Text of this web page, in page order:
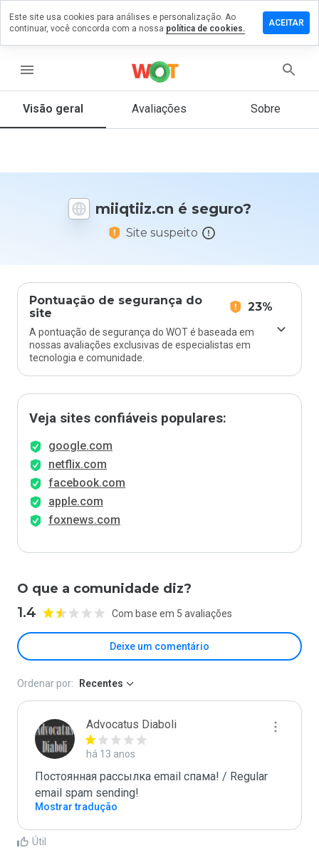
menu
Visão geral Avaliações Sobre
miiqtiiz.cn é seguro?
Site suspeito
Pontuação de segurança do
site
23%
A pontuação de segurança do WOT é baseada em
nossas avaliações exclusivas de especialistas em
tecnologia e comunidade.
Veja sites confiáveis populares:
google.com
netflix.com
facebook.com
apple.com
foxnews.com
O que a comunidade diz?
1.4 Com base em 5 avaliações
Deixe um comentário
um
que
Ordenar por: Recentes
Advocatus Diaboli
há 13 anos
Постоянная рассылка email спама! / Regular
email spam sending!
Mostrar tradução
Útil
Este site usa cookies para análises e personalização. Ao
continuar, você concorda com a nossa política de cookies.
ACEITAR